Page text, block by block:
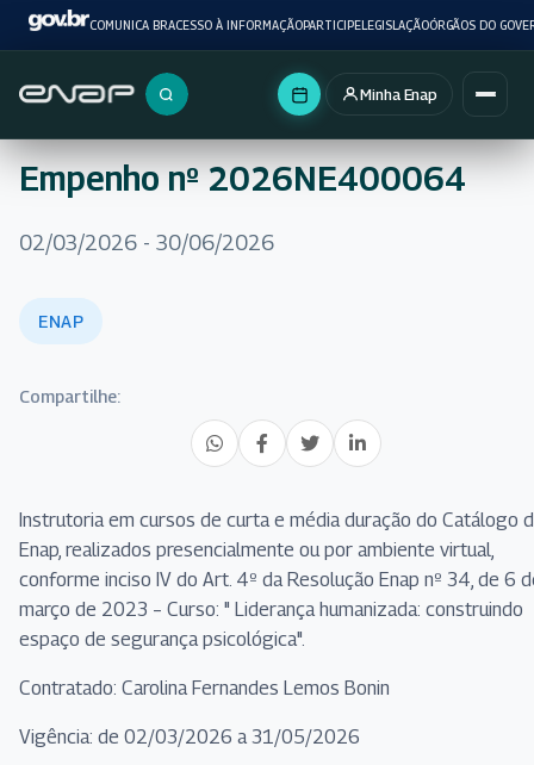
COMUNICA BRACESSO À INFORMAÇÃOPARTICIPELEGISLAÇÃOÓRGÃOS DO
Buscar no portal
Minha Enap
Empenho nº 2026NE400064
02/03/2026 - 30/06/2026
ENAP
Compartilhe:
Instrutoria em cursos de curta e média duração do Catálogo
Enap, realizados presencialmente ou por ambiente virtual,
conforme inciso IV do Art. 4º da Resolução Enap nº 34, de 6
março de 2023 – Curso: " Liderança humanizada: construindo
espaço de segurança psicológica".
Contratado: Carolina Fernandes Lemos Bonin
Vigência: de 02/03/2026 a 31/05/2026